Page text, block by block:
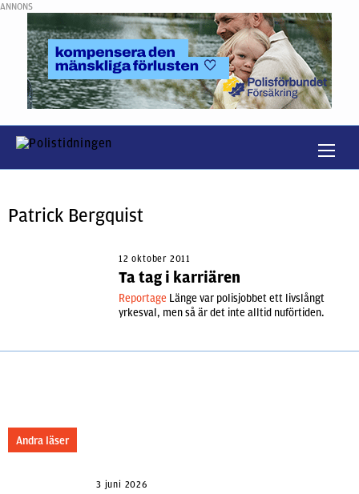
ANNONS
Patrick Bergquist
12 oktober 2011
Ta tag i karriären
Reportage Länge var polisjobbet ett livslångt
yrkesval, men så är det inte alltid nuförtiden.
Andra läser
3 juni 2026